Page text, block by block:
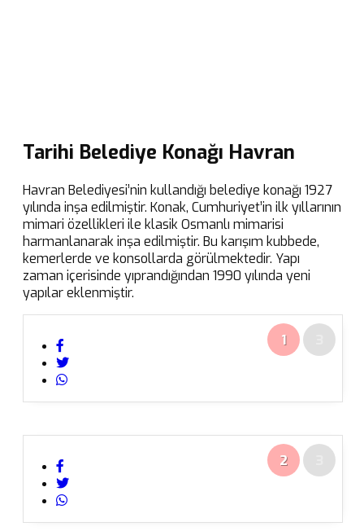
Tarihi Belediye Konağı Havran
Havran Belediyesi’nin kullandığı belediye konağı 1927
yılında inşa edilmiştir. Konak, Cumhuriyet’in ilk yıllarının
mimari özellikleri ile klasik Osmanlı mimarisi
harmanlanarak inşa edilmiştir. Bu karışım kubbede,
kemerlerde ve konsollarda görülmektedir. Yapı
zaman içerisinde yıprandığından 1990 yılında yeni
yapılar eklenmiştir.
1
2